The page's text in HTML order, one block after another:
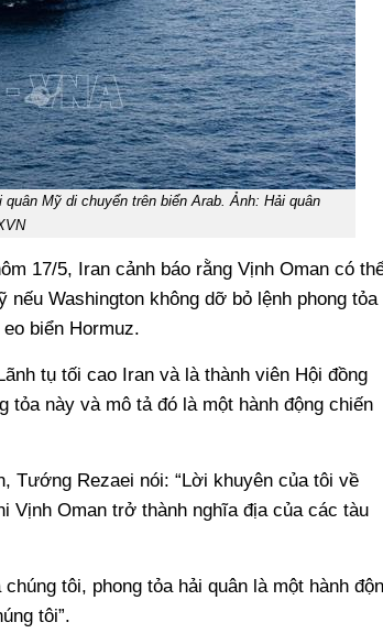
Mỹ di chuyển trên biển Arab. Ảnh: Hải quân
17/5, Iran cảnh báo rằng Vịnh Oman có
nếu Washington không dỡ bỏ lệnh phong tỏa
biển Hormuz.
tụ tối cao Iran và là thành viên Hội đồng
tỏa này và mô tả đó là một hành động chiến
Tướng Rezaei nói: “Lời khuyên của tôi về
Oman trở thành nghĩa địa của các tàu
tôi, phong tỏa hải quân là một hành
tôi”.